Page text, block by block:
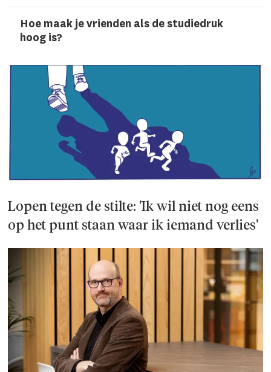
Hoe maak je vrienden als de studiedruk
hoog is?
Lopen tegen de stilte: 'Ik wil niet nog eens
op het punt staan waar ik iemand verlies'